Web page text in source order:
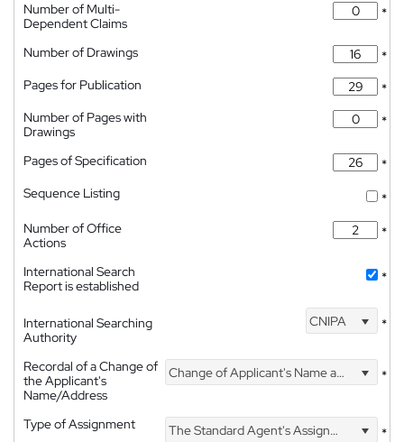
Number of Multi-
Dependent Claims
*
Number of Drawings
*
Pages for Publication
*
Number of Pages with
Drawings
*
Pages of Specification
*
Sequence Listing
*
Number of Office
Actions
*
International Search
Report is established
*
International Searching
Authority
CNIPA *
Recordal of a Change of
the Applicant's
Name/Address
Change of Applicant's Name and Address *
Type of Assignment The Standard Agent's Assignment
*